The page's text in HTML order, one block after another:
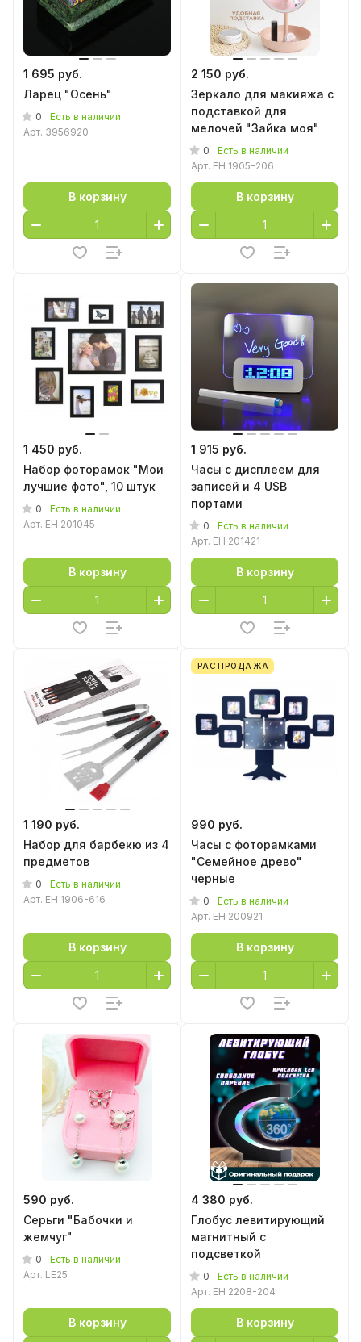
1 695 руб.
Ларец "Осень"
0
Есть в наличии
Арт. 3956920
В корзину
2 150 руб.
Зеркало для макияжа с
подставкой для
мелочей "Зайка моя"
0
Есть в наличии
Арт. EH 1905-206
В корзину
1 450 руб.
Набор фоторамок "Мои
лучшие фото", 10 штук
0
Есть в наличии
Арт. EH 201045
В корзину
1 915 руб.
Часы с дисплеем для
записей и 4 USB
портами
0
Есть в наличии
Арт. EH 201421
В корзину
1 190 руб.
Набор для барбекю из 4
предметов
0
Есть в наличии
Арт. EH 1906-616
В корзину
РАСПРОДАЖА
990 руб.
Часы с фоторамками
"Семейное древо"
черные
0
Есть в наличии
Арт. EH 200921
В корзину
590 руб.
Серьги "Бабочки и
жемчуг"
0
Есть в наличии
Арт. LE25
В корзину
4 380 руб.
Глобус левитирующий
магнитный с
подсветкой
0
Есть в наличии
Арт. EH 2208-204
В корзину